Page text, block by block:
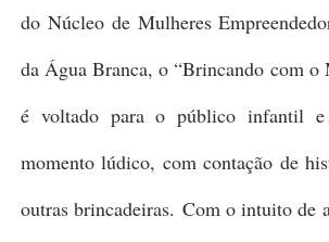
do Núcleo de Mulheres
da Água Branca, o “Brincando com o
é voltado para o público infantil
momento lúdico, com contação de
outras brincadeiras. Com o intuito de